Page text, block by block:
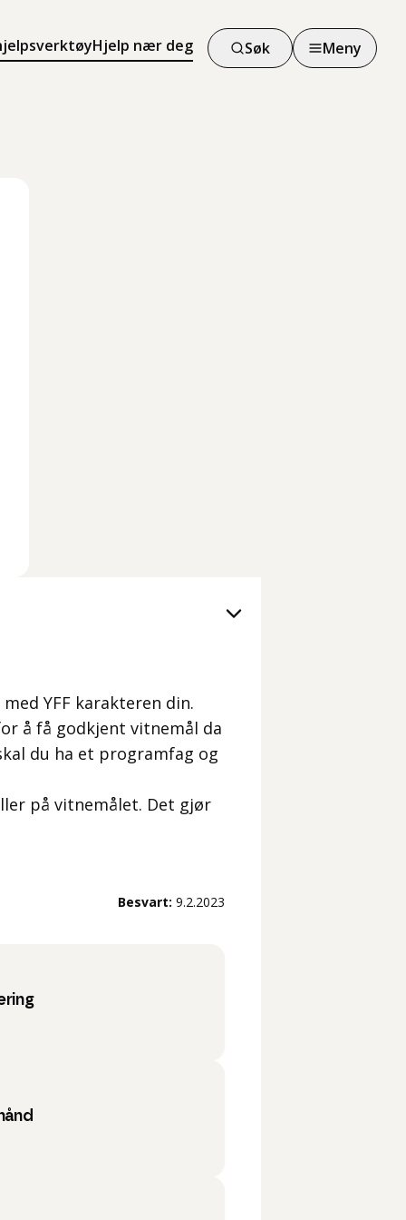
Hjelp nær deg Søk Meny
YFF karakteren din.
å få godkjent vitnemål da
du ha et programfag og
på vitnemålet. Det gjør
Besvart: 9.2.2023